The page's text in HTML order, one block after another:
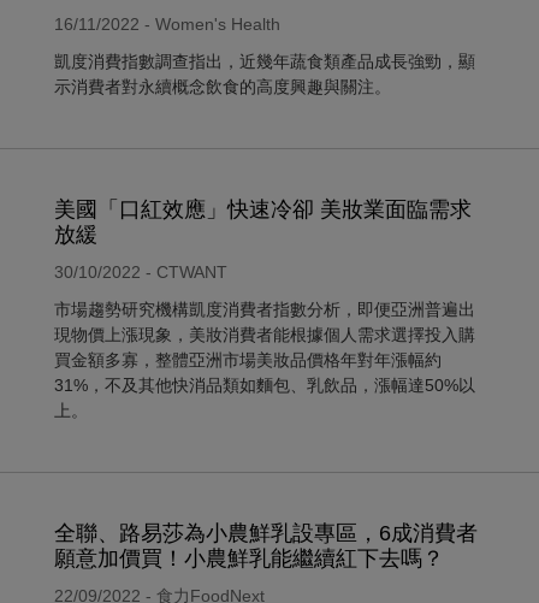
16/11/2022 - Women's Health
凱度消費指數調查指出，近幾年蔬食類產品成長強勁，顯
示消費者對永續概念飲食的高度興趣與關注。
美國「口紅效應」快速冷卻 美妝業面臨需求
放緩
30/10/2022 - CTWANT
市場趨勢研究機構凱度消費者指數分析，即便亞洲普遍出
現物價上漲現象，美妝消費者能根據個人需求選擇投入購
買金額多寡，整體亞洲市場美妝品價格年對年漲幅約
31%，不及其他快消品類如麵包、乳飲品，漲幅達50%以
上。
全聯、路易莎為小農鮮乳設專區，6成消費者
願意加價買！小農鮮乳能繼續紅下去嗎？
22/09/2022 - 食力FoodNext